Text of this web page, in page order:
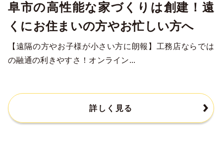
阜市の高性能な家づくりは創建！遠
くにお住まいの方やお忙しい方へ
【遠隔の方やお子様が小さい方に朗報】工務店ならでは
の融通の利きやすさ！オンライン...
詳しく見る